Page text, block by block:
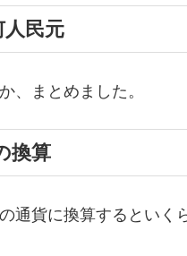
民元
、まとめました。
換算
通貨に換算するといく